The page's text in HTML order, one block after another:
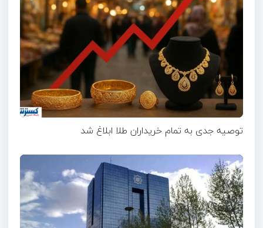
توصیه جدی به تمام خریداران طلا ابلاغ شد